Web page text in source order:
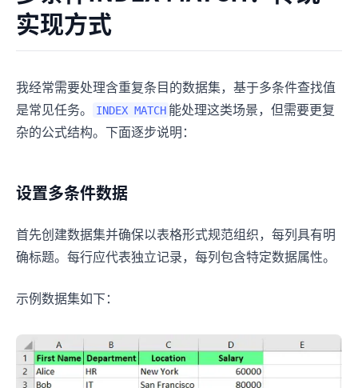
实现方式
我经常需要处理含重复条目的数据集，基于多条件查找值
是常见任务。
INDEX MATCH 能处理这类场景，但需要更复
杂的公式结构。下面逐步说明：
设置多条件数据
首先创建数据集并确保以表格形式规范组织，每列具有明
确标题。每行应代表独立记录，每列包含特定数据属性。
示例数据集如下：